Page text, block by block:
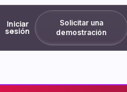
Iniciar
sesión
Solicitar una
demostración